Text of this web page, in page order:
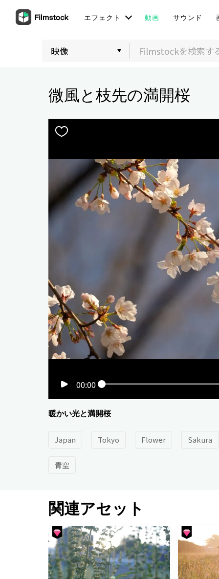
エフェクト 動画 サウンド
微風と枝先の満開桜
00:00
暖かい光と満開桜
Japan Tokyo Flower Sakura
青空
関連アセット